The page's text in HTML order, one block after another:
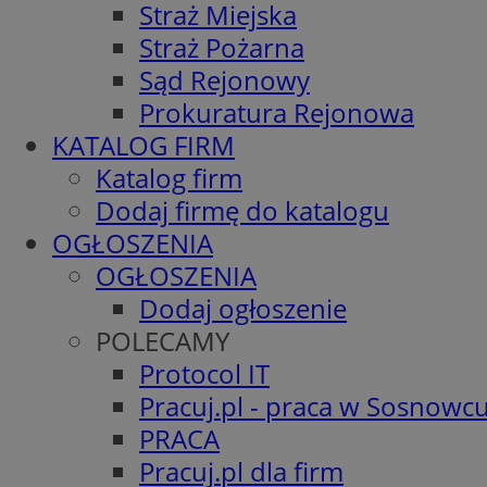
Straż Miejska
Straż Pożarna
Sąd Rejonowy
Prokuratura Rejonowa
KATALOG FIRM
Katalog firm
Dodaj firmę do katalogu
OGŁOSZENIA
OGŁOSZENIA
Dodaj ogłoszenie
POLECAMY
Protocol IT
Pracuj.pl - praca w
PRACA
Pracuj.pl dla firm